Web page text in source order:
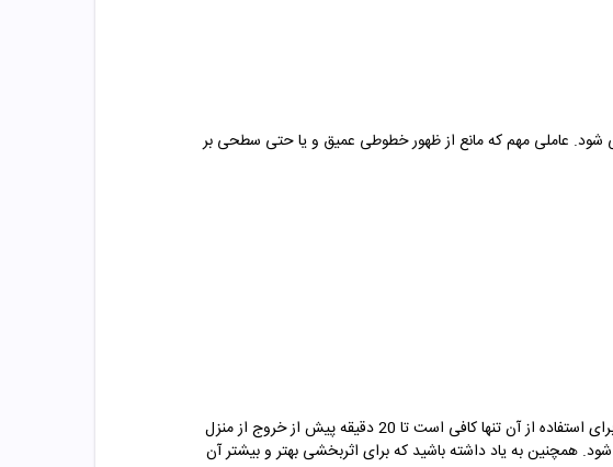
شود. عاملی مهم که مانع از ظهور خطوطی عمیق و یا حتی سطحی بر
فاقد چربی SPF50 بژ طبیعی شون به صورت روزانه و در دفعات متعدد می باشد که برای استفاده از آن تنها کافی است تا 20 دقیقه پیش از خروج از منزل
همچنین به یاد داشته باشید که برای اثربخشی بهتر و بیشتر آن